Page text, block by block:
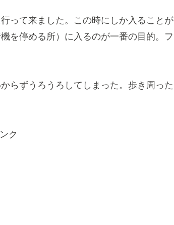
って来ました。この時にしか入ることが
を停める所）に入るのが一番の目的。フ
らずうろうろしてしまった。歩き周った
ク